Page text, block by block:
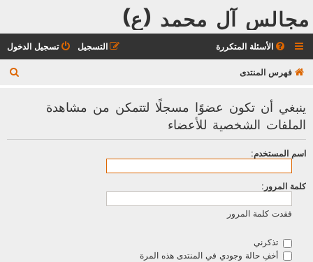
مجالس آل محمد (ع)
الأسئلة المتكررة تسجيل الدخول التسجيل
فهرس المنتدى
ينبغي أن تكون عضوًا مسجلًا لتتمكن من مشاهدة
الملفات الشخصية للأعضاء
اسم المستخدم:
كلمة المرور:
فقدت كلمة المرور
تذكرني
أخفِ حالة وجودي في المنتدى هذه المرة